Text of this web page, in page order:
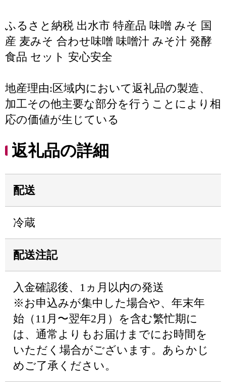
ふるさと納税 出水市 特産品 味噌 みそ 国
産 麦みそ 合わせ味噌 味噌汁 みそ汁 発酵
食品 セット 安心安全
地産理由:区域内において返礼品の製造、
加工その他主要な部分を行うことにより相
応の価値が生じている
返礼品の詳細
配送
冷蔵
配送注記
入金確認後、1ヵ月以内の発送
※お申込みが集中した場合や、年末年
始（11月〜翌年2月）を含む繁忙期に
は、通常よりもお届けまでにお時間を
いただく場合がございます。あらかじ
めご了承ください。